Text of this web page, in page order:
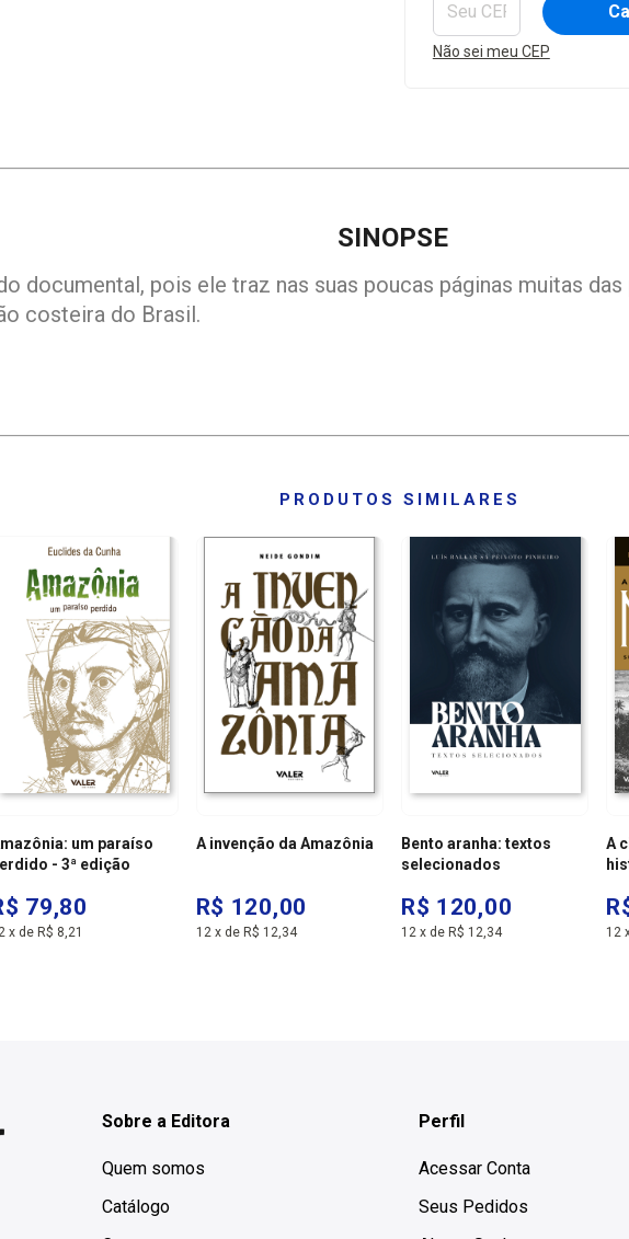
Não sei meu CEP
SINOPSE
documental, pois ele traz nas suas poucas páginas muitas
costeira do Brasil.
PRODUTOS SIMILARES
um paraíso
- 3ª edição
79,80
x de R$ 8,21
A invenção da Amazônia
R$ 120,00
12 x de R$ 12,34
Bento aranha: textos
selecionados
R$ 120,00
12 x de R$ 12,34
A
12
Sobre a Editora
Quem somos
Catálogo
Perfil
Acessar Conta
Seus Pedidos